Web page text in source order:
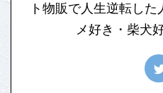
ト物販で人生逆転し
メ好き・柴犬